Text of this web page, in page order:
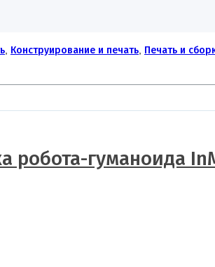
Конструирование и печать Печать и
робота-гуманоида